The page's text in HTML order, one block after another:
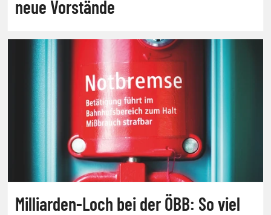
neue Vorstände
Milliarden-Loch bei der ÖBB: So viel